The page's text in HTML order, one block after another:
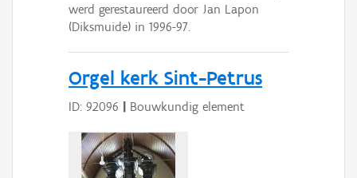
werd gerestaureerd door Jan Lapon
(Diksmuide) in 1996-97.
Orgel kerk Sint-Petrus
ID: 92096 Bouwkundig element